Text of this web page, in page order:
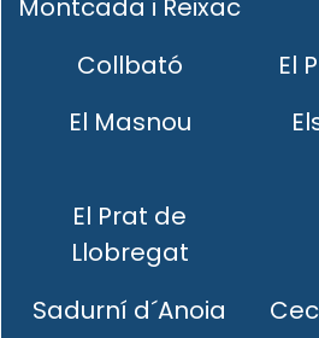
Montcada i Reixac
Collbató
El
El Masnou
El Prat de
Llobregat
Sadurní d´Anoia